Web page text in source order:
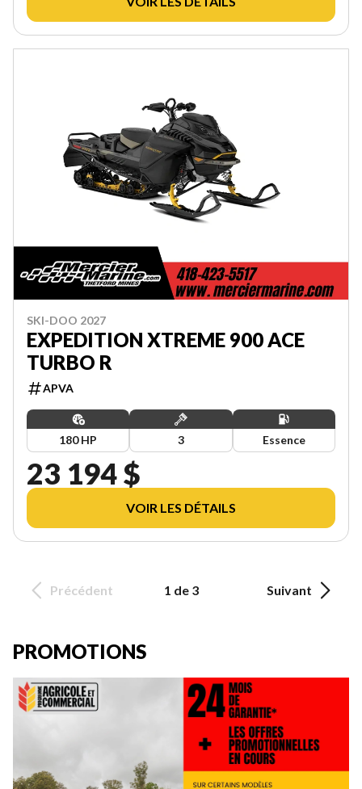
SKI-DOO 2027
EXPEDITION XTREME 900 ACE
TURBO R
APVA
180 HP 3 Essence
23 194 $
VOIR LES DÉTAILS
Précédent 1 de 3 Suivant
PROMOTIONS